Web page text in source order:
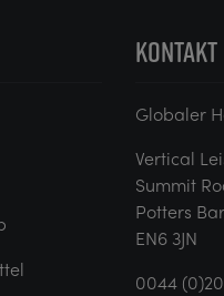
KONTAKT
Globaler
Vertical
Summit
Potters
EN6 3JN
0044